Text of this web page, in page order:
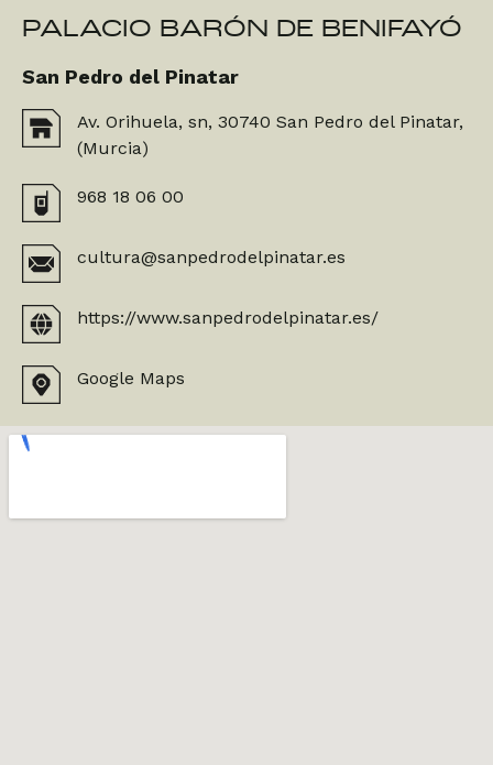
PALACIO BARÓN DE BENIFAYÓ
San Pedro del Pinatar
Av. Orihuela, sn, 30740 San Pedro del Pinatar,
(Murcia)
968 18 06 00
cultura@sanpedrodelpinatar.es
https://www.sanpedrodelpinatar.es/
Google Maps